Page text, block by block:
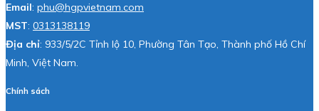
Email: phu@hgpvietnam.com
MST: 0313138119
Địa chỉ: 933/5/2C Tỉnh lộ 10, Phường Tân Tạo, Thành phố Hồ Chí
Minh, Việt Nam.
Chính sách